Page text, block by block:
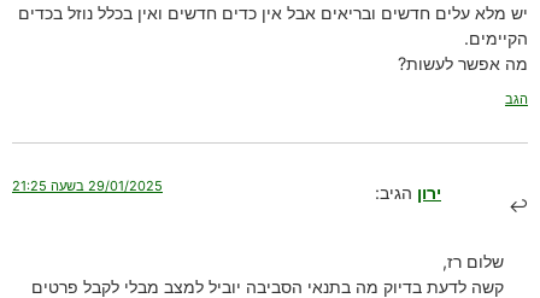
יש מלא עלים חדשים ובריאים אבל אין כדים חדשים ואין בכלל נוזל בכדים
הקיימים.
מה אפשר לעשות?
הגב
ירון הגיב: 29/01/2025 בשעה 21:25
שלום רז,
קשה לדעת בדיוק מה בתנאי הסביבה יוביל למצב מבלי לקבל פרטים